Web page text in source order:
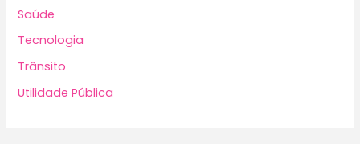
Saúde
Tecnologia
Trânsito
Utilidade Pública